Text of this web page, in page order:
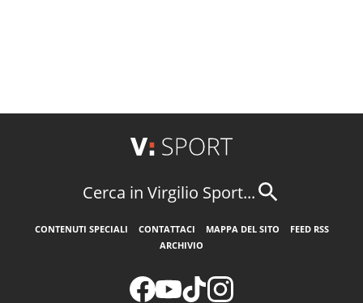
Cerca in Virgilio Sport...
CONTENUTI SPECIALI CONTATTACI MAPPA DEL SITO
FEED RSS
ARCHIVIO